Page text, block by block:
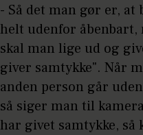
- Så det man gør er,
helt udenfor åbenbart,
skal man lige ud og
giver samtykke". Når
anden person går
så siger man til
har givet samtykke,